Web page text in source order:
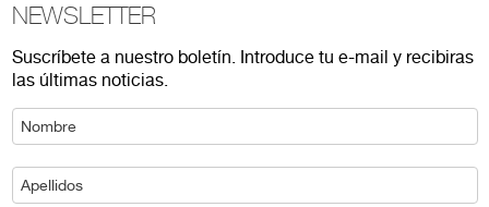
NEWSLETTER
Suscríbete a nuestro boletín. Introduce tu e-mail y recibiras
las últimas noticias.